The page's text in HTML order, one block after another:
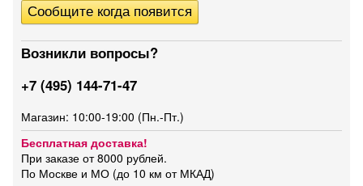
Возникли вопросы?
+7 (495) 144-71-47
Магазин: 10:00-19:00 (Пн.-Пт.)
Бесплатная доставка!
При заказе от 8000 рублей.
По Москве и МО (до 10 км от МКАД)